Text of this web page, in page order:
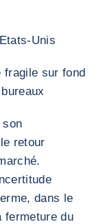
Unis
fragile sur fond
son
retour
dans le
fermeture du